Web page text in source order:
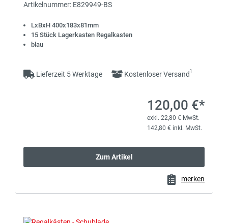
Artikelnummer: E829949-BS
LxBxH 400x183x81mm
15 Stück Lagerkasten Regalkasten
blau
Lieferzeit 5 Werktage Kostenloser Versand1
120,00 €*
exkl. 22,80 € MwSt.
142,80 € inkl. MwSt.
Zum Artikel
merken